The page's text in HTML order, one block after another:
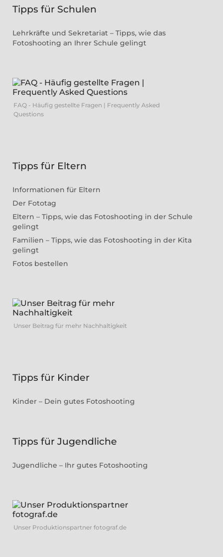
Tipps für Schulen
Lehrkräfte und Sekretariat – Tipps, wie das
Fotoshooting an Ihrer Schule gelingt
FAQ - Häufig gestellte Fragen | Frequently Asked
Questions
Tipps für Eltern
Informationen für Eltern
Der Fototag
Eltern – Tipps, wie das Fotoshooting in der Schule
gelingt
Familien – Tipps, wie das Fotoshooting in der Kita
gelingt
Fotos bestellen
Unser Beitrag für mehr Nachhaltigkeit
Tipps für Kinder
Kinder – Dein gutes Fotoshooting
Tipps für Jugendliche
Jugendliche – Ihr gutes Fotoshooting
Unser Produktionspartner fotograf.de